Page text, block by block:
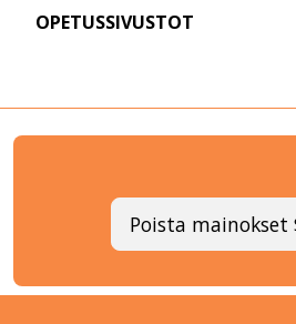
OPETUSSIVUSTOT
Poista mainokset